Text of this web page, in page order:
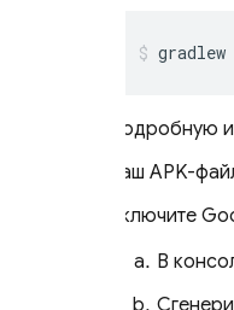
Подробную
Ваш APK-
Включите
В